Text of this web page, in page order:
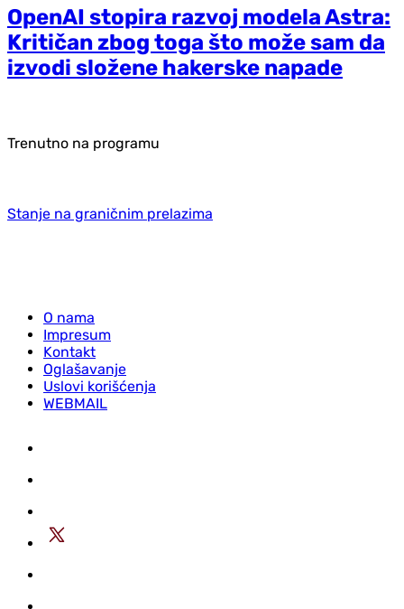
OpenAI stopira razvoj modela Astra:
Kritičan zbog toga što može sam da
izvodi složene hakerske napade
Trenutno na programu
Stanje na graničnim prelazima
O nama
Impresum
Kontakt
Oglašavanje
Uslovi korišćenja
WEBMAIL